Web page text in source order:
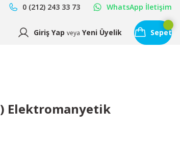
0 (212) 243 33 73 WhatsApp İletişim
Giriş Yap veya Yeni Üyelik
Sepet
Elektromanyetik